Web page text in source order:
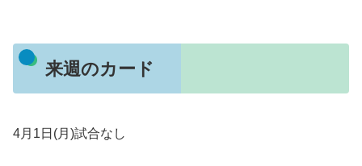
来週のカード
4月1日(月)試合なし